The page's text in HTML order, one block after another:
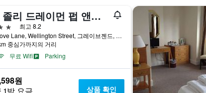
더 졸리 드레이먼 펍 앤드 호텔
최고 8.2
1, Love Lane, Wellington Street, 그레이브젠드, 영국
중심가까지의 거리
무료 Wifi
Parking
원
상품 확인